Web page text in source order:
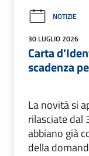
NOTIZIE
30 LUGLIO 2026
Carta
scadenza
La novità si
rilasciate dal
abbiano già
della